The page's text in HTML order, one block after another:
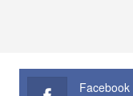
Facebook